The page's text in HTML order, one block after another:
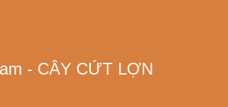
- CÂY CỨT LỢN